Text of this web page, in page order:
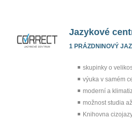
Jazykové
1 PRÁZDNINOVÝ
skupinky o
výuka v samém
moderní a
možnost studia
Knihovna